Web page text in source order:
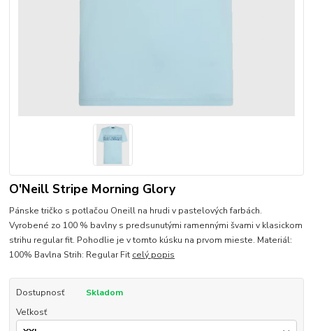
O'Neill Stripe Morning Glory
Pánske tričko s potlačou Oneill na hrudi v pastelových farbách.
Vyrobené zo 100 % bavlny s predsunutými ramennými švami v klasickom
strihu regular fit. Pohodlie je v tomto kúsku na prvom mieste. Materiál:
100% Bavlna Strih: Regular Fit celý popis
Dostupnosť
Skladom
Veľkosť